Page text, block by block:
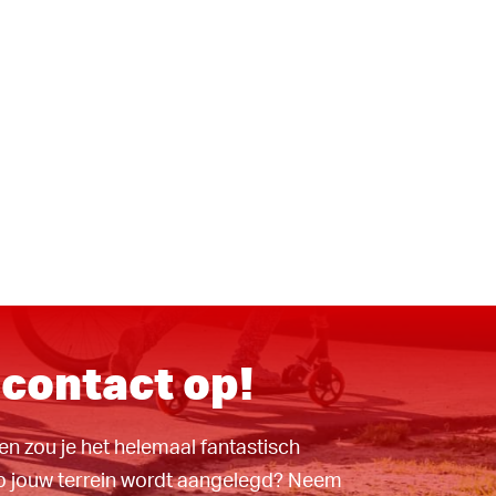
op!
zou je het helemaal fantastisch
jouw terrein wordt aangelegd? Neem